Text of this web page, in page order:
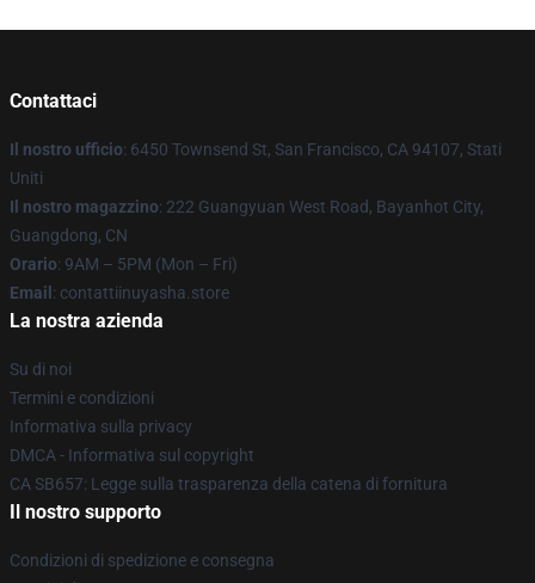
Contattaci
Il nostro ufficio: 6450 Townsend St, San Francisco, CA 94107, Stati
Uniti
Il nostro magazzino: 222 Guangyuan West Road, Bayanhot City,
Guangdong, CN
Orario: 9AM – 5PM (Mon – Fri)
Email : contattiinuyasha.store
La nostra azienda
Su di noi
Termini e condizioni
Informativa sulla privacy
DMCA - Informativa sul copyright
CA SB657: Legge sulla trasparenza della catena di fornitura
Il nostro supporto
Condizioni di spedizione e consegna